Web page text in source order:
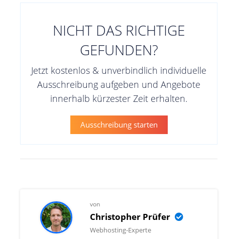
NICHT DAS RICHTIGE
GEFUNDEN?
Jetzt kostenlos & unverbindlich individuelle
Ausschreibung aufgeben und Angebote
innerhalb kürzester Zeit erhalten.
Ausschreibung starten
von
Christopher Prüfer
Webhosting-Experte